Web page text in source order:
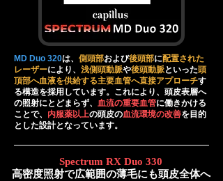
MD Duo 320は、 側頭部および後頭部に配置された
レーザーにより、 浅側頭動脈や後頭動脈といった頭
頂部へ血液を供給する主要血管へ直接アプローチす
る構造を採用しています。これにより、頭皮表層へ
の照射にとどまらず、 血流の重要血管に働きかける
ことで、 内服薬以上の頭皮の血流環境の改善を目的
とした設計となっています。
Spectrum RX Duo 330
高密度照射で広範囲の薄毛にも頭皮全体へ